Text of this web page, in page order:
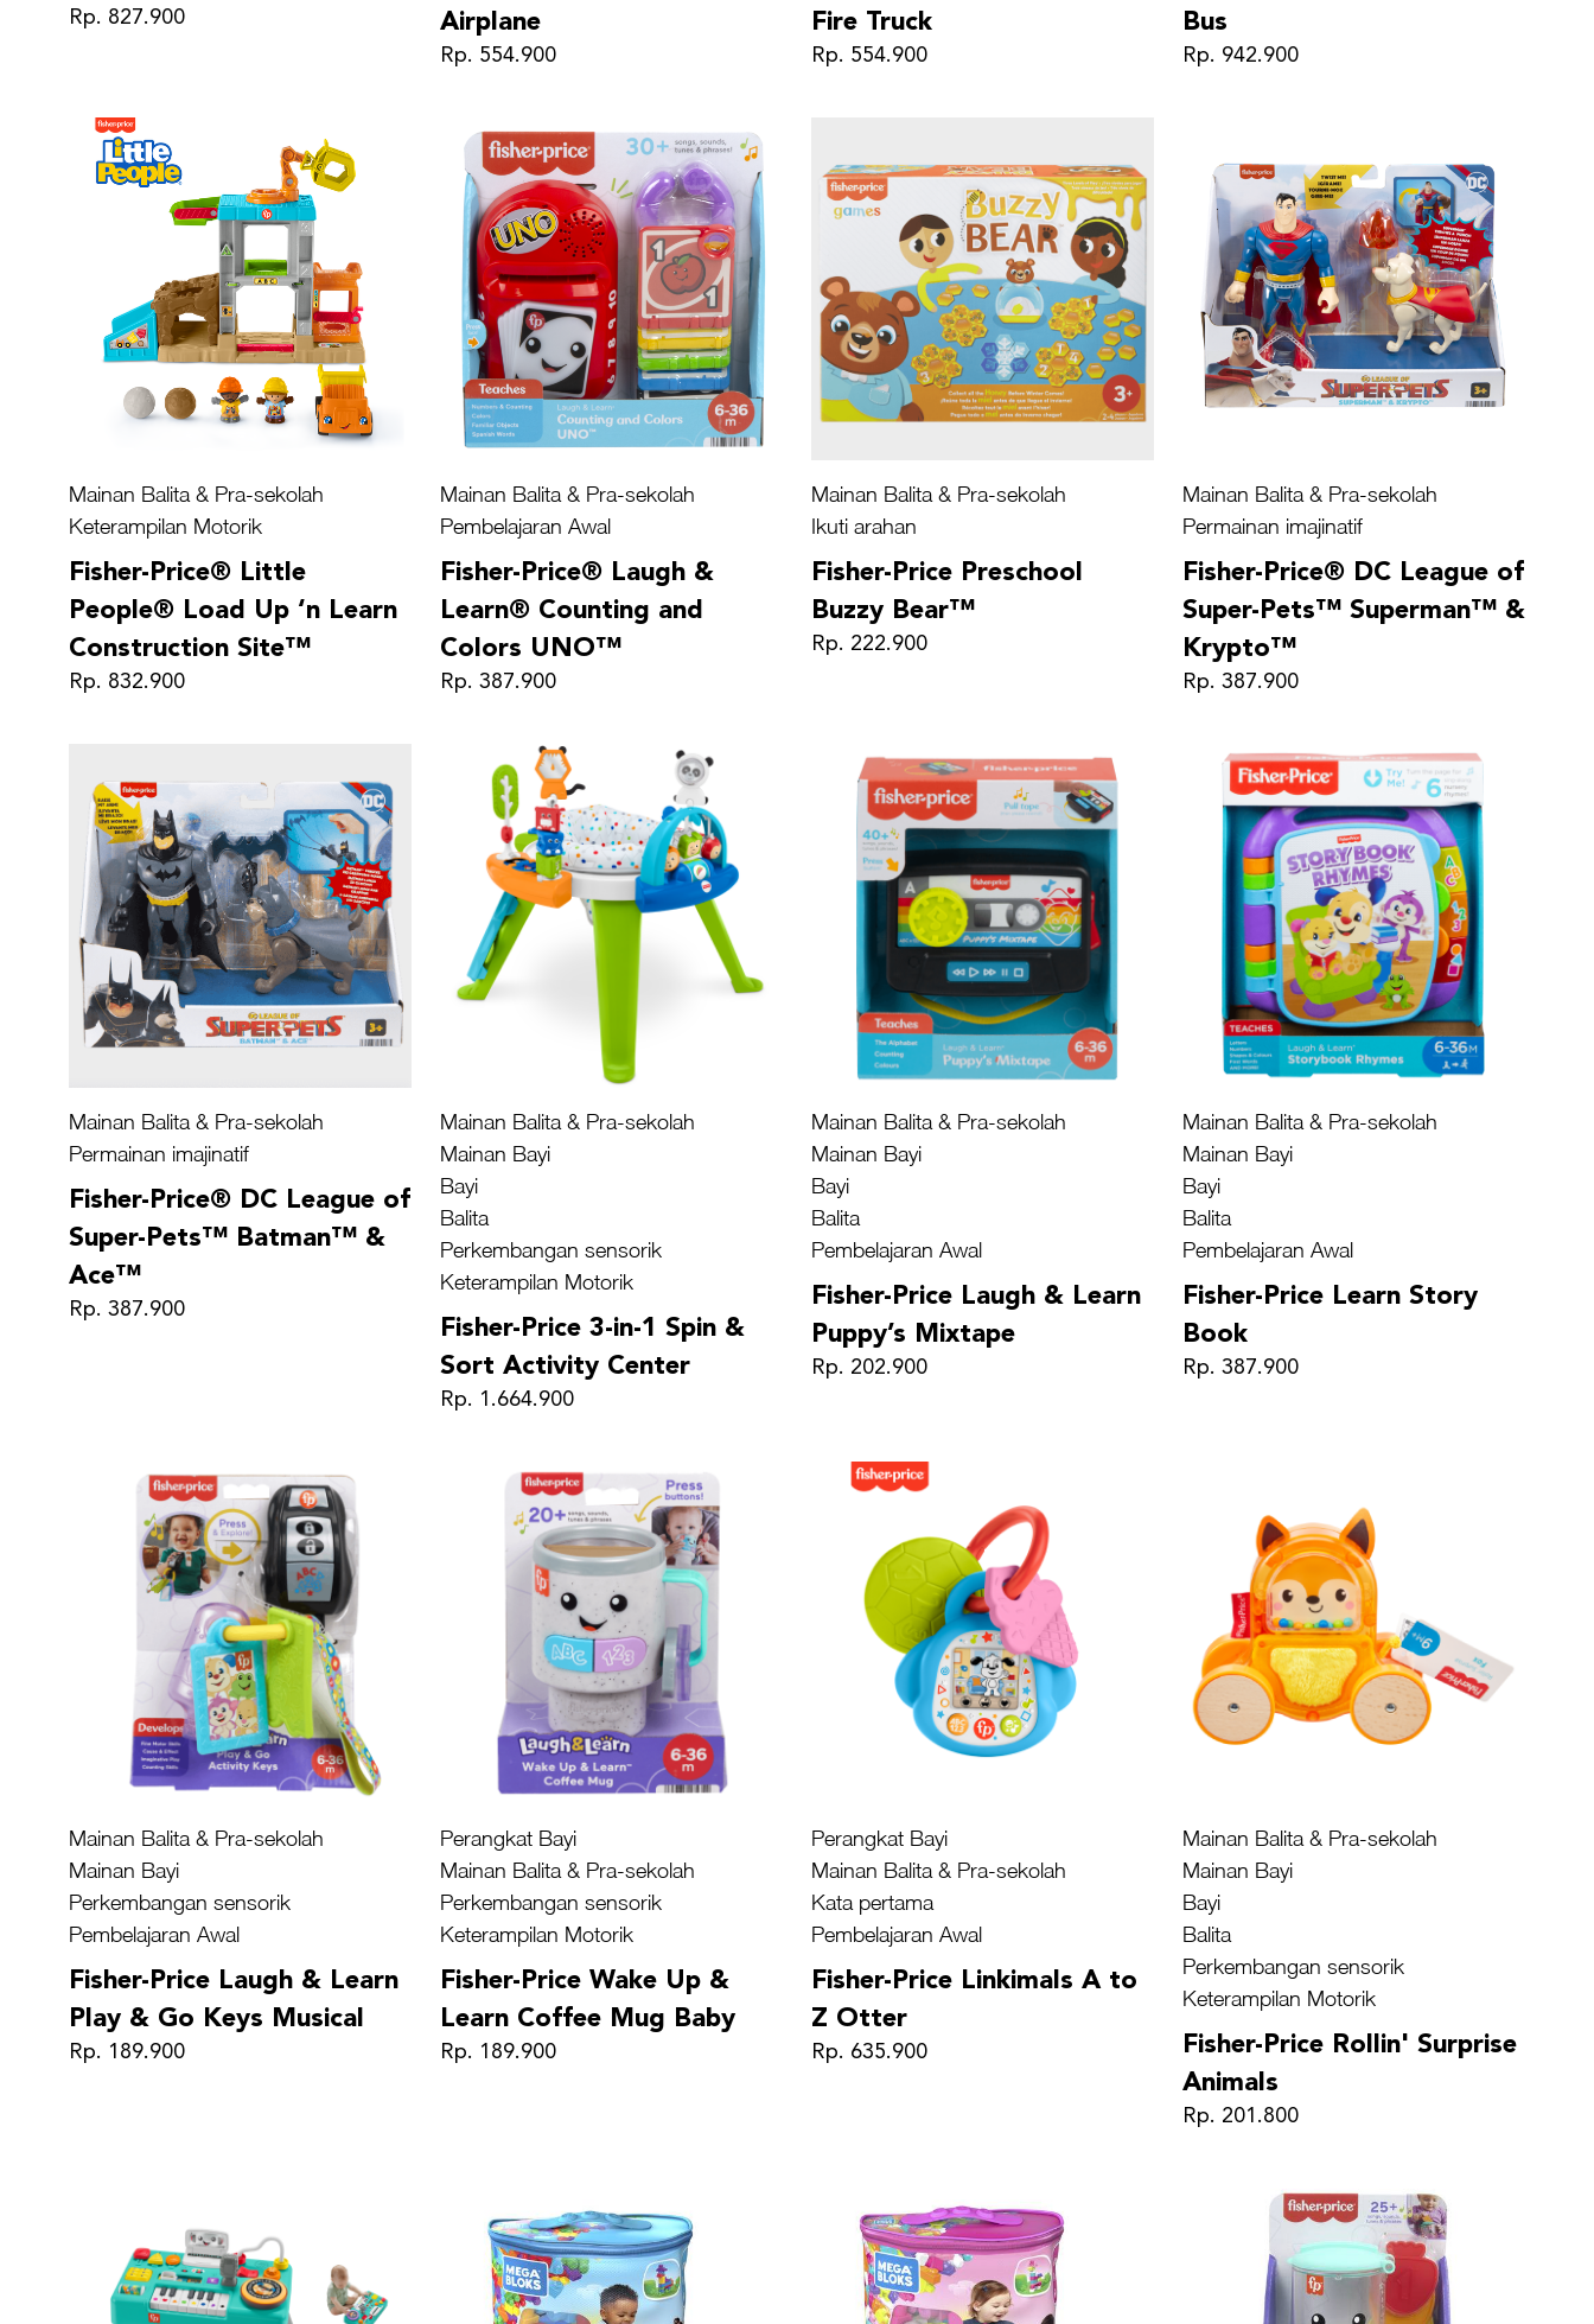
Rp. 827.900
Airplane
Rp. 554.900
Fire Truck
Rp. 554.900
Bus
Rp. 942.900
Mainan Balita & Pra-sekolah
Keterampilan Motorik
Fisher-Price® Little
People® Load Up ‘n Learn
Construction Site™
Rp. 832.900
Mainan Balita & Pra-sekolah
Pembelajaran Awal
Fisher-Price® Laugh &
Learn® Counting and
Colors UNO™
Rp. 387.900
Mainan Balita & Pra-sekolah
Ikuti arahan
Fisher-Price Preschool
Buzzy Bear™
Rp. 222.900
Mainan Balita & Pra-sekolah
Permainan imajinatif
Fisher-Price® DC League of
Super-Pets™ Superman™ &
Krypto™
Rp. 387.900
Mainan Balita & Pra-sekolah
Permainan imajinatif
Fisher-Price® DC League of
Super-Pets™ Batman™ &
Ace™
Rp. 387.900
Mainan Balita & Pra-sekolah
Mainan Bayi
Bayi
Balita
Perkembangan sensorik
Keterampilan Motorik
Fisher-Price 3-in-1 Spin &
Sort Activity Center
Rp. 1.664.900
Mainan Balita & Pra-sekolah
Mainan Bayi
Bayi
Balita
Pembelajaran Awal
Fisher-Price Laugh & Learn
Puppy’s Mixtape
Rp. 202.900
Mainan Balita & Pra-sekolah
Mainan Bayi
Bayi
Balita
Pembelajaran Awal
Fisher-Price Learn Story
Book
Rp. 387.900
Mainan Balita & Pra-sekolah
Mainan Bayi
Perkembangan sensorik
Pembelajaran Awal
Fisher-Price Laugh & Learn
Play & Go Keys Musical
Rp. 189.900
Perangkat Bayi
Mainan Balita & Pra-sekolah
Perkembangan sensorik
Keterampilan Motorik
Fisher-Price Wake Up &
Learn Coffee Mug Baby
Rp. 189.900
Perangkat Bayi
Mainan Balita & Pra-sekolah
Kata pertama
Pembelajaran Awal
Fisher-Price Linkimals A to
Z Otter
Rp. 635.900
Mainan Balita & Pra-sekolah
Mainan Bayi
Bayi
Balita
Perkembangan sensorik
Keterampilan Motorik
Fisher-Price Rollin' Surprise
Animals
Rp. 201.800